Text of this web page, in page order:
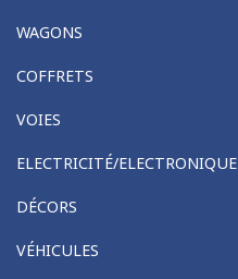
WAGONS
COFFRETS
VOIES
ELECTRICITÉ/ELECTRONIQUE
DÉCORS
VÉHICULES